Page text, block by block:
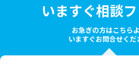
いますぐ相談
お急ぎの方はこちら
いますぐお問合せくだ